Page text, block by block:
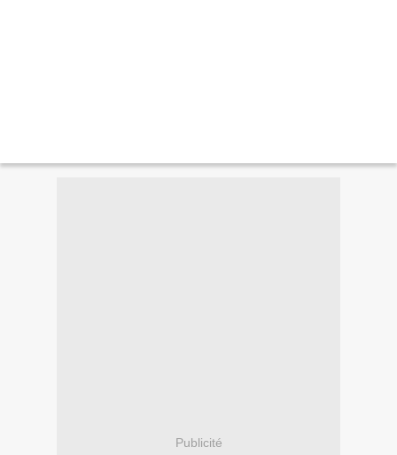
Publicité